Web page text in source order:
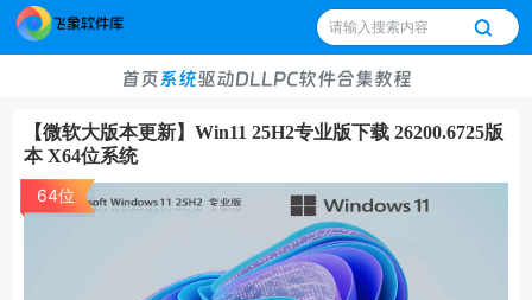
首页系统驱动DLLPC软件合集教程
【微软大版本更新】Win11 25H2专业版下载 26200.6725版
本 X64位系统
64位